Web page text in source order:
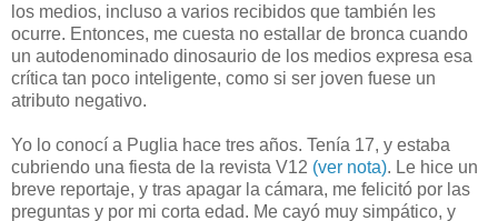
los medios, incluso a varios recibidos que también les
ocurre. Entonces, me cuesta no estallar de bronca cuando
un autodenominado dinosaurio de los medios expresa esa
crítica tan poco inteligente, como si ser joven fuese un
atributo negativo.
Yo lo conocí a Puglia hace tres años. Tenía 17, y estaba
cubriendo una fiesta de la revista V12 (ver nota). Le hice un
breve reportaje, y tras apagar la cámara, me felicitó por las
preguntas y por mi corta edad. Me cayó muy simpático, y